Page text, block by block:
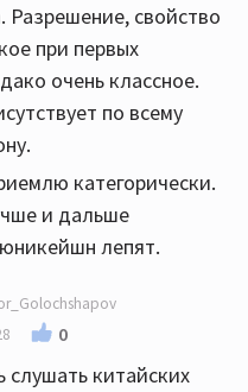
Разрешение, свойство
при первых
очень классное.
по всему
категорически.
и дальше
лепят.
0
китайских